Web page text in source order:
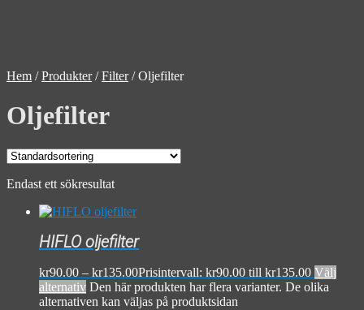
Hem /Produkter/Filter/Oljefilter
Oljefilter
Endast ett sökresultat
HIFLO oljefilter
kr90.00 – kr135.00Prisintervall: kr90.00 till kr135.00 Välj
alternativ Den här produkten har flera varianter. De olika
alternativen kan väljas på produktsidan